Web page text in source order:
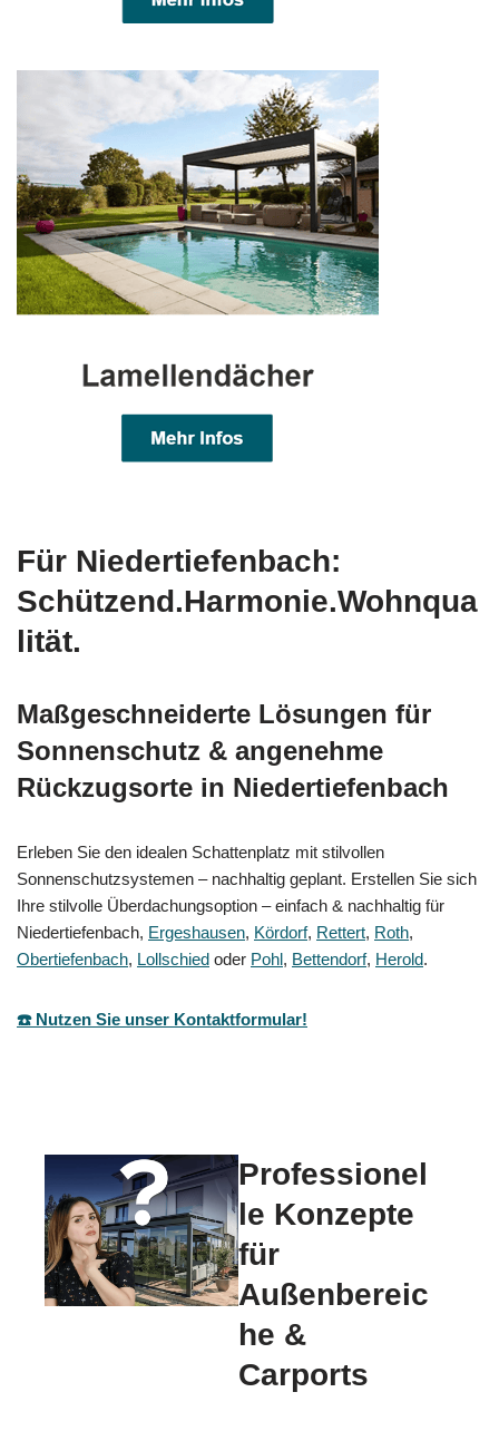
Für Niedertiefenbach:
Schützend.Harmonie.Wohnqua
lität.
Maßgeschneiderte Lösungen für
Sonnenschutz & angenehme
Rückzugsorte in Niedertiefenbach
Erleben Sie den idealen Schattenplatz mit stilvollen
Sonnenschutzsystemen – nachhaltig geplant. Erstellen Sie sich
Ihre stilvolle Überdachungsoption – einfach & nachhaltig für
Niedertiefenbach, Ergeshausen, Kördorf, Rettert, Roth,
Obertiefenbach, Lollschied oder Pohl, Bettendorf, Herold.
☎️ Nutzen Sie unser Kontaktformular!
Professionel
le Konzepte
für
Außenbereic
he &
Carports